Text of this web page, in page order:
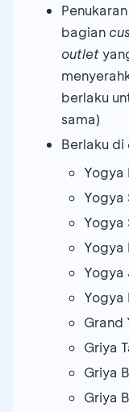
Penukaran
bagian
outlet
berlaku
sama)
Berlaku di
Yogya
Yogya
Yogya
Yogya
Yogya
Yogya
Grand
Griya
Griya
Griya